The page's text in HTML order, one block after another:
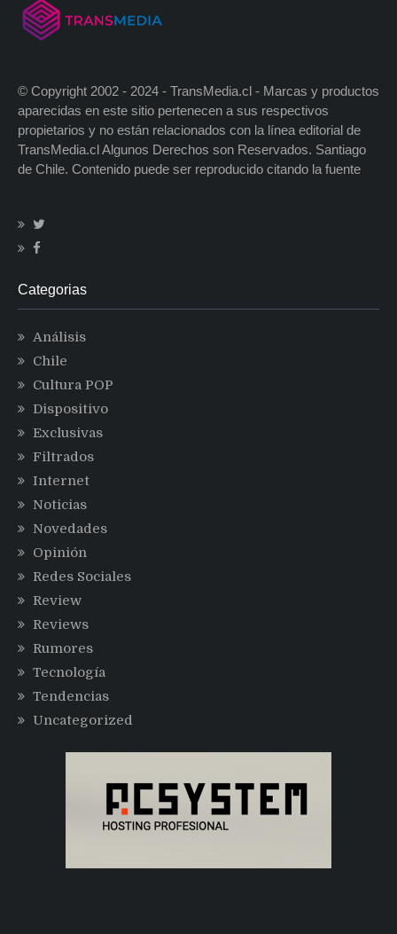
© Copyright 2002 - 2024 - TransMedia.cl - Marcas y productos
aparecidas en este sitio pertenecen a sus respectivos
propietarios y no están relacionados con la línea editorial de
TransMedia.cl Algunos Derechos son Reservados. Santiago
de Chile. Contenido puede ser reproducido citando la fuente
Categorias
Análisis
Chile
Cultura POP
Dispositivo
Exclusivas
Filtrados
Internet
Noticias
Novedades
Opinión
Redes Sociales
Review
Reviews
Rumores
Tecnología
Tendencias
Uncategorized